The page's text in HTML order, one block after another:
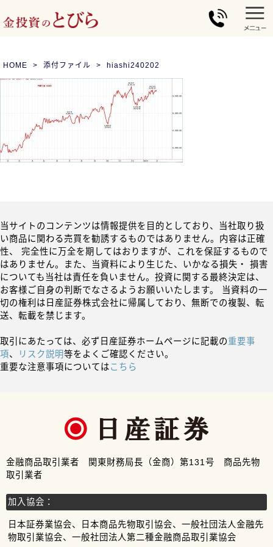
HOME 添付ファイル hiashi240202
当サイトのコンテンツは情報提供を目的としており、当社取り扱
い商品に関わる売買を勧誘するものではありません。内容は正確
性、 完全性に万全を期してはおりますが、これを保証するもので
はありません。また、当資料により生じた、いかなる損失・ 損害
についても当社は責任を負いません。投資に関する最終決定は、
お客様ご自身の判断でなさるようお願いいたします。 当資料の一
切の権利は日産証券株式会社に帰属しており、無断での複製、転
送、転載を禁じます。
取引にあたっては、必ず日産証券ホームページに記載の重要事
項、 リスク説明等をよくご確認ください。
重要な注意事項についてはこちら
金融商品取引業者 関東財務局長（金商）第131号 商品先物
取引業者
加入協会：
日本証券業協会、日本商品先物取引協会、一般社団法人金融先
物取引業協会、一般社団法人第二種金融商品取引業協会